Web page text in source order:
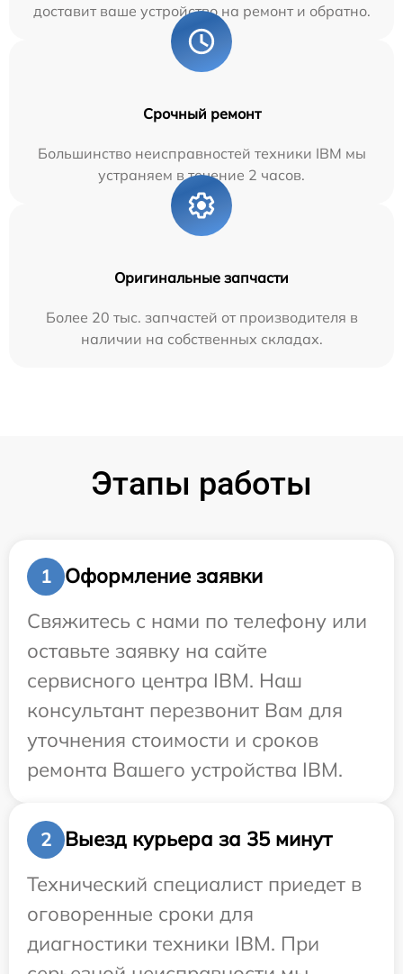
доставит ваше устройство на ремонт и обратно.
Срочный ремонт
Большинство неисправностей техники IBM мы
устраняем в течение 2 часов.
Оригинальные запчасти
Более 20 тыс. запчастей от производителя в
наличии на собственных складах.
Этапы работы
1
Оформление заявки
Свяжитесь с нами по телефону или
оставьте заявку на сайте
сервисного центра IBM. Наш
консультант перезвонит Вам для
уточнения стоимости и сроков
ремонта Вашего устройства IBM.
2
Выезд курьера за 35 минут
Технический специалист приедет в
оговоренные сроки для
диагностики техники IBM. При